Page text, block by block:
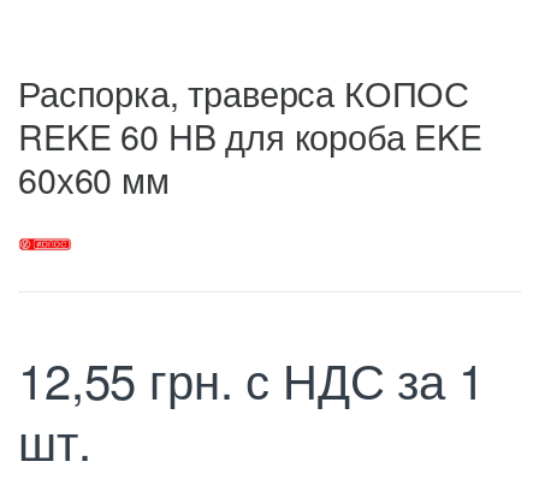
Распорка, траверса КОПОС
REKE 60 HB для короба EKE
60х60 мм
12,55 грн. с НДС за 1
шт.